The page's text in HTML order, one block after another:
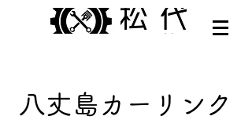
八丈島カーリンク